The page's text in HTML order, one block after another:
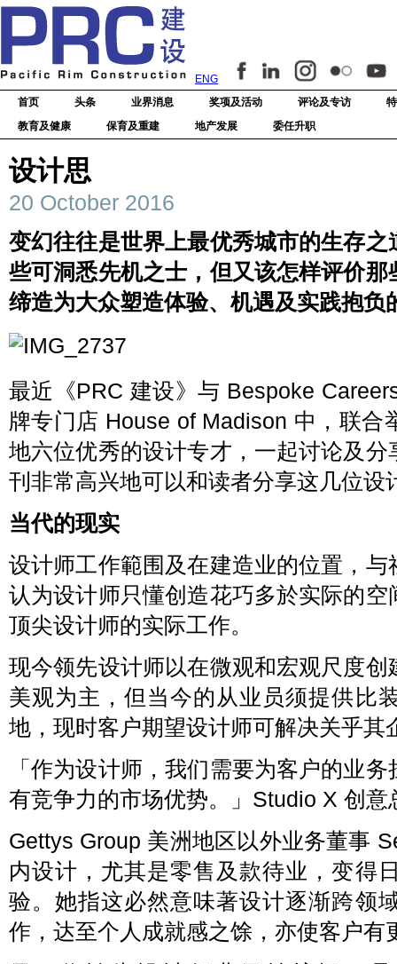
ENG
首页
头条 业界消息 奖项及活动 评论及专访
教育及健康
保育及重建 地产发展 委任升职
设计思
20 October 2016
变幻往往是世界上最优秀城市的生存
些可洞悉先机之士，但又该怎样评价
缔造为大众塑造体验、机遇及实践抱负
最近《PRC 建设》与 Bespoke
牌专门店 House of Madison 中，联合
地六位优秀的设计专才，一起讨论及
刊非常高兴地可以和读者分享这几位设
当代的现实
设计师工作範围及在建造业的位置，
认为设计师只懂创造花巧多於实际的
顶尖设计师的实际工作。
现今领先设计师以在微观和宏观尺度
美观为主，但当今的从业员须提供比
地，现时客户期望设计师可解决关乎其
「作为设计师，我们需要为客户的业
有竞争力的市场优势。」Studio X 创
Gettys Group 美洲地区以外业务董事
内设计，尤其是零售及款待业，变得
验。她指这必然意味著设计逐渐跨领
作，达至个人成就感之馀，亦使客户有